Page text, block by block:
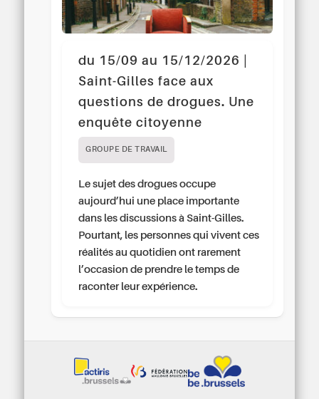
du 15/09 au 15/12/2026 |
Saint-Gilles face aux
questions de drogues. Une
enquête citoyenne
GROUPE DE TRAVAIL
Le sujet des drogues occupe
aujourd’hui une place importante
dans les discussions à Saint-Gilles.
Pourtant, les personnes qui vivent ces
réalités au quotidien ont rarement
l’occasion de prendre le temps de
raconter leur expérience.